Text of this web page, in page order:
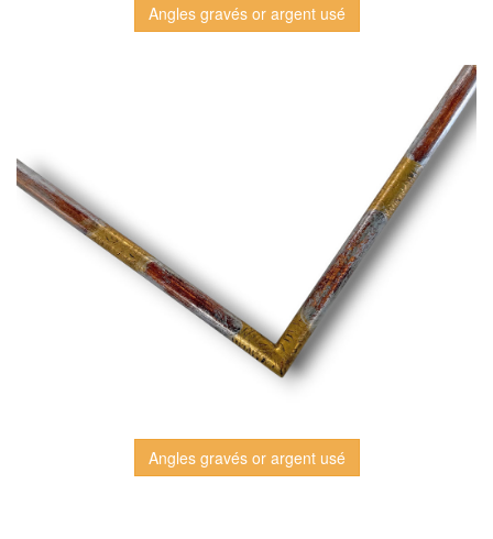
Angles gravés or argent usé
Angles gravés or argent usé